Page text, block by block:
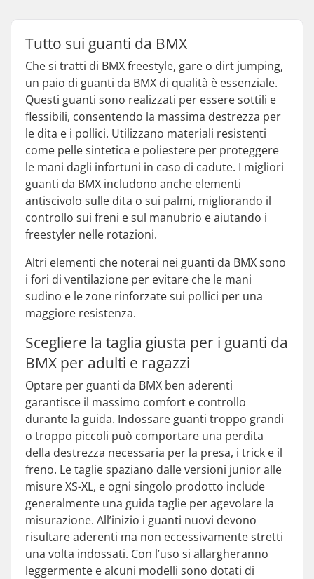
Tutto sui guanti da BMX
Che si tratti di BMX freestyle, gare o dirt jumping,
un paio di guanti da BMX di qualità è essenziale.
Questi guanti sono realizzati per essere sottili e
flessibili, consentendo la massima destrezza per
le dita e i pollici. Utilizzano materiali resistenti
come pelle sintetica e poliestere per proteggere
le mani dagli infortuni in caso di cadute. I migliori
guanti da BMX includono anche elementi
antiscivolo sulle dita o sui palmi, migliorando il
controllo sui freni e sul manubrio e aiutando i
freestyler nelle rotazioni.
Altri elementi che noterai nei guanti da BMX sono
i fori di ventilazione per evitare che le mani
sudino e le zone rinforzate sui pollici per una
maggiore resistenza.
Scegliere la taglia giusta per i guanti da
BMX per adulti e ragazzi
Optare per guanti da BMX ben aderenti
garantisce il massimo comfort e controllo
durante la guida. Indossare guanti troppo grandi
o troppo piccoli può comportare una perdita
della destrezza necessaria per la presa, i trick e il
freno. Le taglie spaziano dalle versioni junior alle
misure XS-XL, e ogni singolo prodotto include
generalmente una guida taglie per agevolare la
misurazione. All’inizio i guanti nuovi devono
risultare aderenti ma non eccessivamente stretti
una volta indossati. Con l’uso si allargheranno
leggermente e alcuni modelli sono dotati di